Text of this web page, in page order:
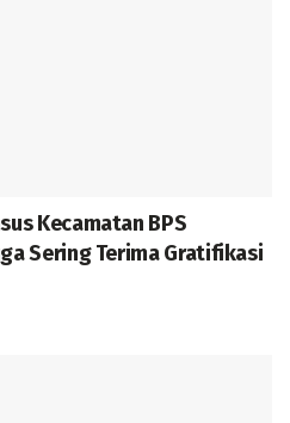
Kecamatan BPS
Sering Terima Gratifikasi